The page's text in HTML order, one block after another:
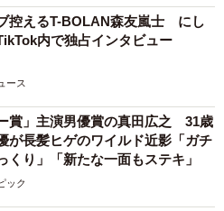
控えるT-BOLAN森友嵐士 にし
内で独占インタビュー
ース
賞」主演男優賞の真田広之 31歳
が長髪ヒゲのワイルド近影「ガチ
くり」「新たな一面もステキ」
ック